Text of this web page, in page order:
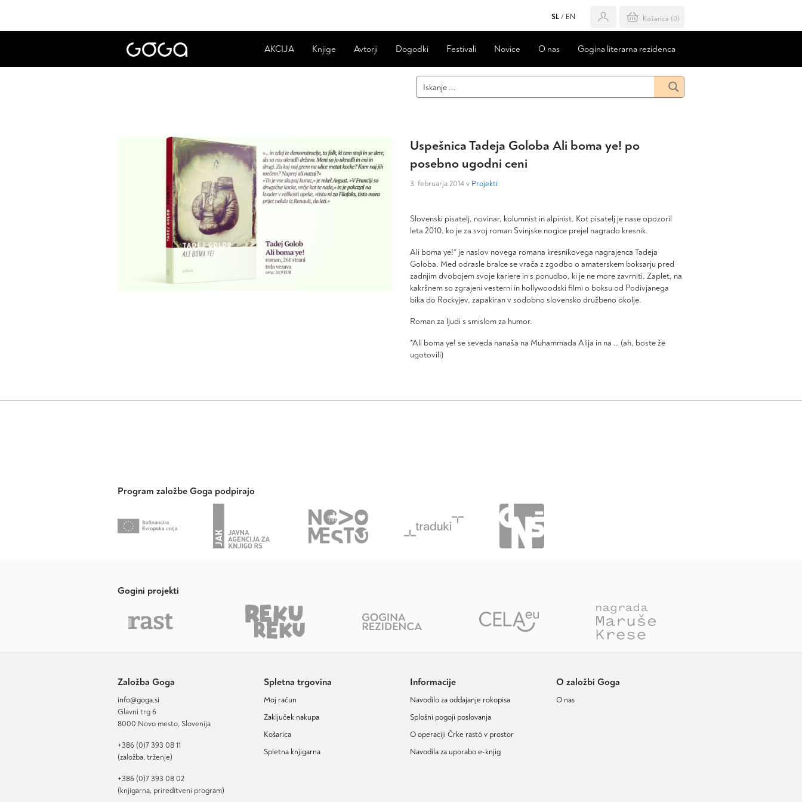
SL / EN Košarica (0)
AKCIJA Knjige Avtorji Dogodki Festivali Novice O nas Gogina literarna rezidenca
Uspešnica Tadeja Goloba Ali boma ye! po
posebno ugodni ceni
3. februarja 2014 v Projekti
Slovenski pisatelj, novinar, kolumnist in alpinist. Kot pisatelj je nase opozoril
leta 2010, ko je za svoj roman Svinjske nogice prejel nagrado kresnik.
Ali boma ye!* je naslov novega romana kresnikovega nagrajenca Tadeja
Goloba. Med odrasle bralce se vrača z zgodbo o amaterskem boksarju pred
zadnjim dvobojem svoje kariere in s ponudbo, ki je ne more zavrniti. Zaplet, na
kakršnem so zgrajeni vesterni in hollywoodski filmi o boksu od Podivjanega
bika do Rockyjev, zapakiran v sodobno slovensko družbeno okolje.
Roman za ljudi s smislom za humor.
*Ali boma ye! se seveda nanaša na Muhammada Alija in na … (ah, boste že
ugotovili)
Program založbe Goga podpirajo
Gogini projekti
Založba Goga
info@goga.si
Glavni trg 6
8000 Novo mesto, Slovenija
+386 (0)7 393 08 11
(založba, trženje)
+386 (0)7 393 08 02
(knjigarna, prireditveni program)
Spletna trgovina
Moj račun
Zaključek nakupa
Košarica
Spletna knjigarna
Informacije
Navodilo za oddajanje rokopisa
Splošni pogoji poslovanja
O operaciji Črke rastó v prostor
Navodila za uporabo e-knjig
O založbi Goga
O nas